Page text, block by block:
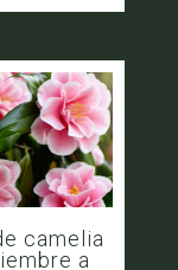
camelia
a